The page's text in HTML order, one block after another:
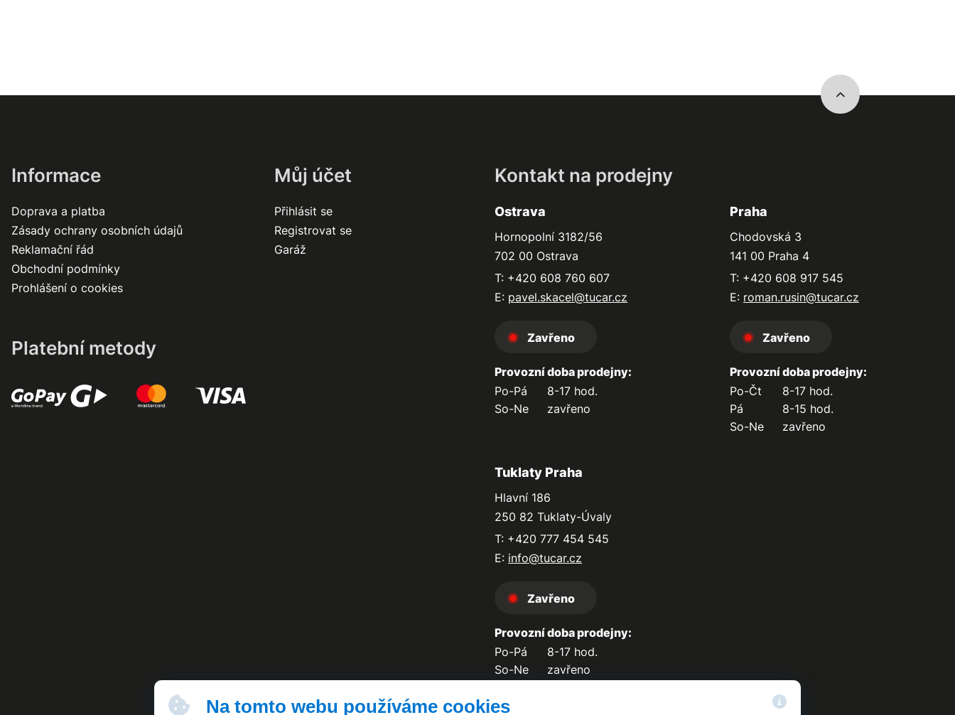
Na tomto webu používáme cookies
Informace
Doprava a platba
Zásady ochrany osobních údajů
Reklamační řád
Obchodní podmínky
Prohlášení o cookies
Platební metody
Můj účet
Přihlásit se
Registrovat se
Garáž
Kontakt na prodejny
Ostrava
Hornopolní 3182/56
702 00 Ostrava
T: +420 608 760 607
E: pavel.skacel@tucar.cz
Zavřeno
Provozní doba prodejny:
Po-Pá
8-17 hod.
So-Ne
zavřeno
Praha
Chodovská 3
141 00 Praha 4
T: +420 608 917 545
E: roman.rusin@tucar.cz
Zavřeno
Provozní doba prodejny:
Po-Čt
8-17 hod.
Pá
8-15 hod.
So-Ne
zavřeno
Tuklaty Praha
Hlavní 186
250 82 Tuklaty-Úvaly
T: +420 777 454 545
E: info@tucar.cz
Zavřeno
Provozní doba prodejny:
Po-Pá
8-17 hod.
So-Ne
zavřeno